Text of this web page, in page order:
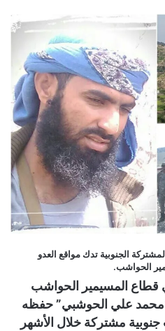
الجنوبية تدك مواقع العدو
الحواشب.
المسيمير الحواشب
علي الحوشبي” حفظه
مشتركة خلال الأشهر